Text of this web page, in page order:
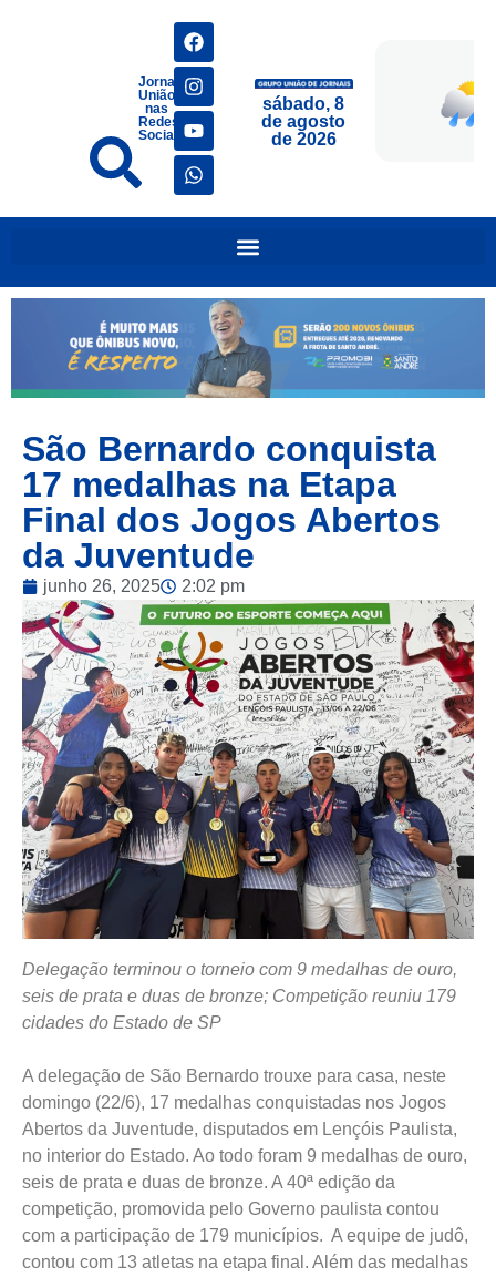
Jornais
União
nas
Redes
Sociais
sábado, 8
de agosto
de 2026
São Bernardo conquista
17 medalhas na Etapa
Final dos Jogos Abertos
da Juventude
junho 26, 2025 2:02 pm
Delegação terminou o torneio com 9 medalhas de ouro,
seis de prata e duas de bronze; Competição reuniu 179
cidades do Estado de SP
A delegação de São Bernardo trouxe para casa, neste
domingo (22/6), 17 medalhas conquistadas nos Jogos
Abertos da Juventude, disputados em Lençóis Paulista,
no interior do Estado. Ao todo foram 9 medalhas de ouro,
seis de prata e duas de bronze. A 40ª edição da
competição, promovida pelo Governo paulista contou
com a participação de 179 municípios. A equipe de judô,
contou com 13 atletas na etapa final. Além das medalhas